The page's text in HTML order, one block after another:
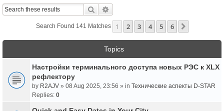
Search
Search Found 141 Matches 1 2 3 4 5 6
Topics
Настройки терминального доступа новых РЭС к XLX
рефлектору
by R2AJV » 08 Aug 2025, 23:56 » in Технические аспекты D-STAR
Replies: 0